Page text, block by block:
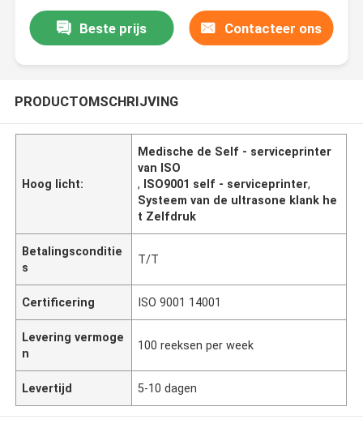
Beste prijs Contacteer ons
PRODUCTOMSCHRIJVING
Hoog licht:
Medische de Self - serviceprinter
van ISO
, ISO9001 self - serviceprinter,
Systeem van de ultrasone klank he
t Zelfdruk
Betalingsconditie
s
T/T
Certificering ISO 9001 14001
Levering vermoge
n
100 reeksen per week
Levertijd 5-10 dagen